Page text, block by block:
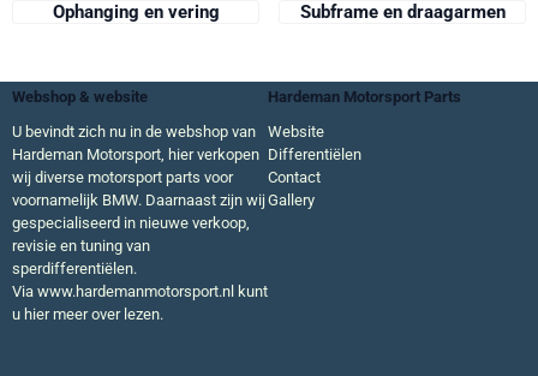
Ophanging en vering
Subframe en draagarmen
Webshop & website
Hardeman Motorsport Parts
U bevindt zich nu in de webshop van
Hardeman Motorsport, hier verkopen
wij diverse motorsport parts voor
voornamelijk BMW. Daarnaast zijn wij
gespecialiseerd in nieuwe verkoop,
revisie en tuning van
sperdifferentiëlen.
Via www.hardemanmotorsport.nl kunt
u hier meer over lezen.
Website
Differentiëlen
Contact
Gallery